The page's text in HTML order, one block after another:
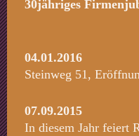
30jähriges
04.01.2016
Steinweg 51,
07.09.2015
In diesem Jahr feiert